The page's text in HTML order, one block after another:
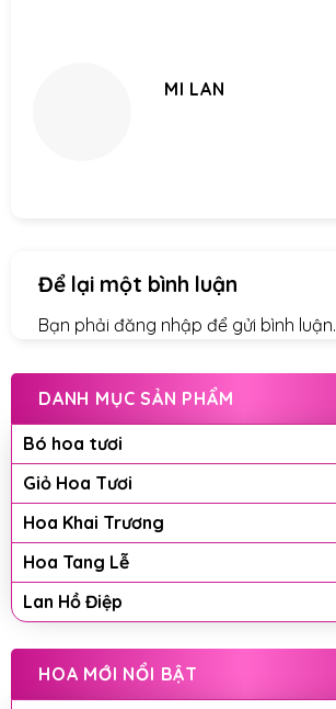
MI LAN
Để lại một bình luận
Bạn phải đăng nhập để gửi bình luận.
DANH MỤC SẢN PHẨM
Bó hoa tươi
Giỏ Hoa Tươi
Hoa Khai Trương
Hoa Tang Lễ
Lan Hồ Điệp
HOA MỚI NỔI BẬT